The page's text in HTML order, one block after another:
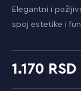
Elegantni i
spoj estetike i
1.170